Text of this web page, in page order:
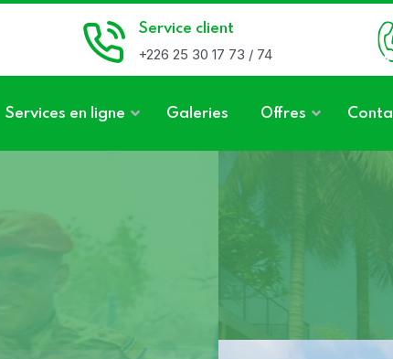
Service client
+226 25 30 17 73 / 74
Services en ligne Galeries Offres